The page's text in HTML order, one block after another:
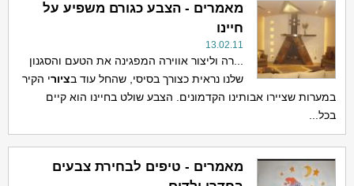
מאמרים - הצבע כגורם משפיע על
חיינו
13.02.11
...רה וליצור אווירה המפגינה את הטעם והסגנון
שלנו נראית כצורך בסיסי, שהחל עוד בציורי הקיר
במערות שציירו אבותינו הקדמונים. הצבע שולט בחיינו הוא קיים
בכל...
מאמרים - טיפים לבחירת צבעים